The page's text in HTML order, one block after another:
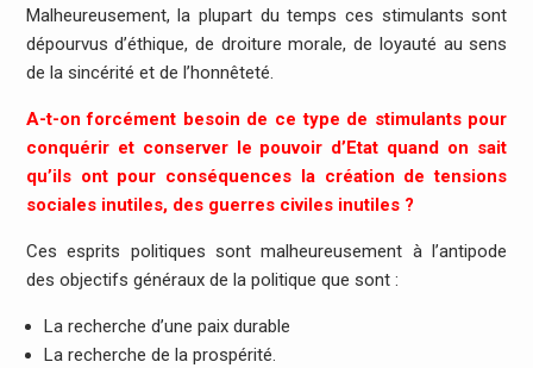
Malheureusement, la plupart du temps ces stimulants sont
dépourvus d’éthique, de droiture morale, de loyauté au sens
de la sincérité et de l’honnêteté.
A-t-on forcément besoin de ce type de stimulants pour
conquérir et conserver le pouvoir d’Etat quand on sait
qu’ils ont pour conséquences la création de tensions
sociales inutiles, des guerres civiles inutiles ?
Ces esprits politiques sont malheureusement à l’antipode
des objectifs généraux de la politique que sont :
La recherche d’une paix durable
La recherche de la prospérité.